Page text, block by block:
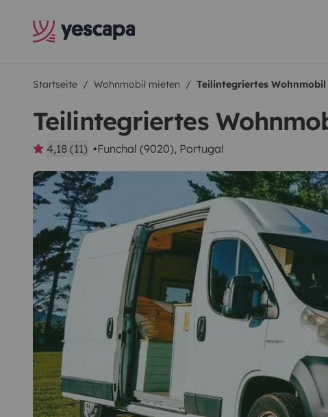
Startseite Wohnmobil mieten Teilintegriertes
Teilintegriertes
4,18 (11) Funchal (9020), Portugal